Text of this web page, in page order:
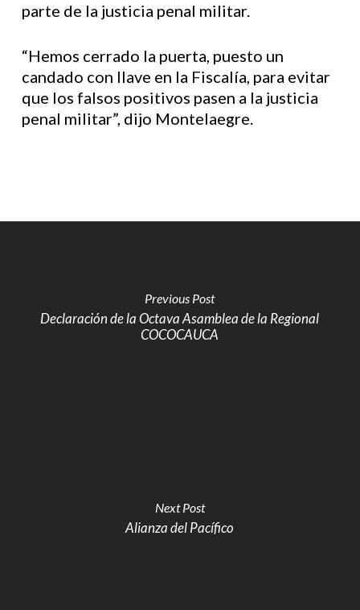
parte de la justicia penal militar.
“Hemos cerrado la puerta, puesto un
candado con llave en la Fiscalía, para evitar
que los falsos positivos pasen a la justicia
penal militar”, dijo Montelaegre.
Previous Post
Declaración de la Octava Asamblea de la Regional
COCOCAUCA
Next Post
Alianza del Pacífico